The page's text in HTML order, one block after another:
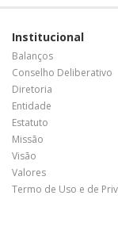
Institucional
Balanços
Conselho Deliberativo
Diretoria
Entidade
Estatuto
Missão
Visão
Valores
Termo de Uso e de